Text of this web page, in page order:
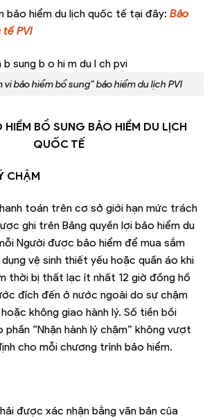
bảo hiểm du lịch quốc tế tại đây: Bảo
PVI
vi bảo hiểm bổ sung” bảo hiểm du lịch PVI
HIỂM BỔ SUNG BẢO HIỂM DU LỊCH
QUỐC TẾ
CHẬM
toán trên cơ sở giới hạn mức trách
ghi trên Bảng quyền lợi bảo hiểm du
Người được bảo hiểm để mua sắm
vệ sinh thiết yếu hoặc quần áo khi
thời bị thất lạc ít nhất 12 giờ đồng hồ
đích đến ở nước ngoài do sự chậm
không giao hành lý. Số tiền bồi
“Nhận hành lý chậm” không vượt
cho mỗi chương trình bảo hiểm.
được xác nhận bằng văn bản của